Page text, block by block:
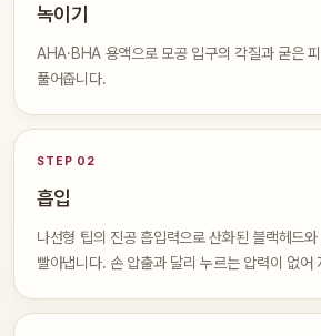
녹이기
AHA·BHA 용액으로 모공 입구의 각질과 굳은
풀어줍니다.
STEP 02
흡입
나선형 팁의 진공 흡입력으로 산화된 블랙헤드
빨아냅니다. 손 압출과 달리 누르는 압력이 없어